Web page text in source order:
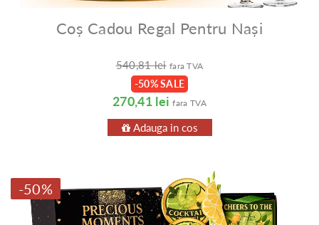
Coș Cadou Regal Pentru Nași
540,81 lei fara TVA
-50% SALE
270,41 lei fara TVA
Adauga in cos
-50%